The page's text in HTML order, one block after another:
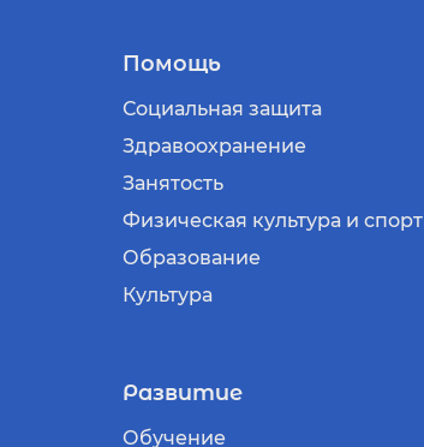
Помощь
Социальная защита
Здравоохранение
Занятость
Физическая культура и спорт
Образование
Культура
Развитие
Обучение